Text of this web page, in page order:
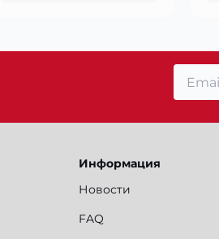
Информация
Новости
FAQ